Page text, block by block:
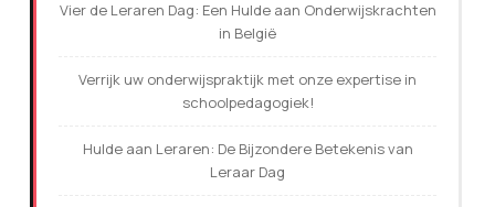
Vier de Leraren Dag: Een Hulde aan Onderwijskrachten
in België
Verrijk uw onderwijspraktijk met onze expertise in
schoolpedagogiek!
Hulde aan Leraren: De Bijzondere Betekenis van
Leraar Dag